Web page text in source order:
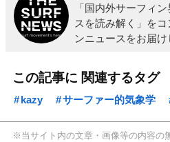
「国内外サーフィ
スを読み解く」を
ンニュースをお届け
この記事に 関連するタグ
kazy サーファー的気象学
※当サイト内の文章・画像等の内容の